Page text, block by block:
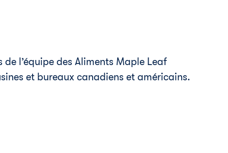
de l’équipe des Aliments Maple Leaf
et bureaux canadiens et américains.